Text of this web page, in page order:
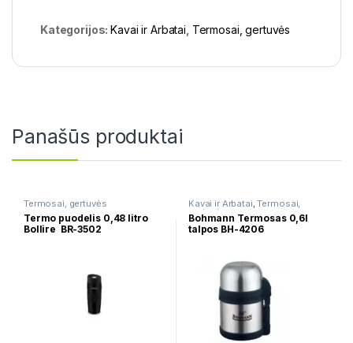
Kategorijos:Kavai ir Arbatai, Termosai, gertuvės
Panašūs produktai
Termosai, gertuvės
Termo puodelis 0,48 litro
Bollire BR-3502
Kavai ir Arbatai,Termosai,
gertuvės
Bohmann Termosas 0,6l
talpos BH-4206